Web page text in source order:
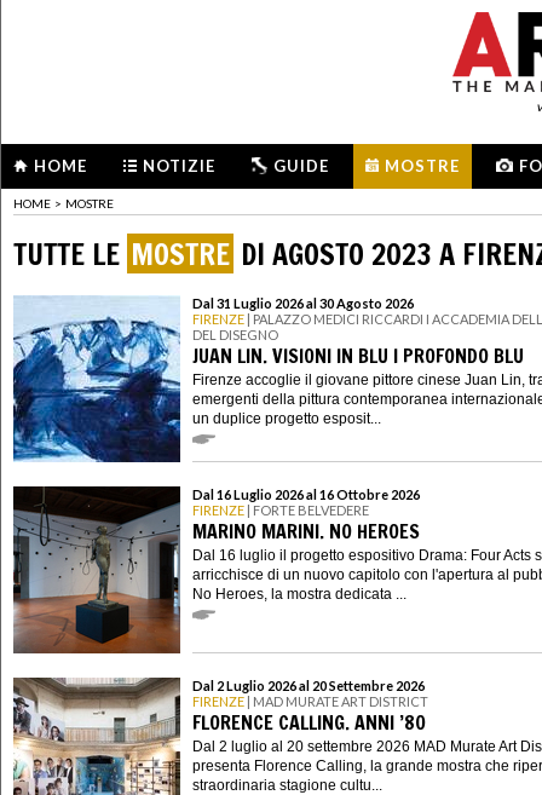
HOME NOTIZIE GUIDE MOSTRE
HOME > MOSTRE
TUTTE LE MOSTRE DI AGOSTO 2023 A
Dal 31 Luglio 2026 al 30 Agosto 2026
FIRENZE | PALAZZO MEDICI RICCARDI I ACCADEMIA
DEL DISEGNO
JUAN LIN. VISIONI IN BLU I PROFONDO BLU
Firenze accoglie il giovane pittore cinese Juan Lin,
emergenti della pittura contemporanea
un duplice progetto esposit...
Dal 16 Luglio 2026 al 16 Ottobre 2026
FIRENZE | FORTE BELVEDERE
MARINO MARINI. NO HEROES
Dal 16 luglio il progetto espositivo Drama: Four Acts
arricchisce di un nuovo capitolo con l'apertura al
No Heroes, la mostra dedicata ...
Dal 2 Luglio 2026 al 20 Settembre 2026
FIRENZE | MAD MURATE ART DISTRICT
FLORENCE CALLING. ANNI ’80
Dal 2 luglio al 20 settembre 2026 MAD Murate Art
presenta Florence Calling, la grande mostra che
straordinaria stagione cultu...